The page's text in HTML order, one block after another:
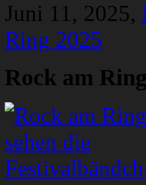
Juni 11, 2025,
Ring 2025
Rock am